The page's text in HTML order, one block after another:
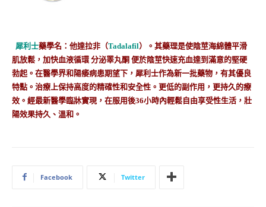
犀利士藥學名：他達拉非（Tadalafil）。其藥理是使陰莖海綿體平滑
肌放鬆，加快血液循環 分泌睪丸酮 便於陰莖快速充血達到滿意的堅硬
勃起。在醫學界和陽痿病患期望下，犀利士作為新一批藥物，有其優良
特點。治療上保持高度的精確性和安全性。更低的副作用，更持久的療
效。經最新醫學臨牀實現，在服用後36小時內輕鬆自由享受性生活，壯
陽效果持久、溫和。
Facebook Twitter